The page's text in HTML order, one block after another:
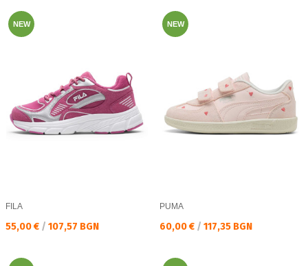
NEW
FILA
Текуща цена:
55,00 € / 107,57 BGN
NEW
PUMA
Текуща цена:
60,00 € / 117,35 BGN